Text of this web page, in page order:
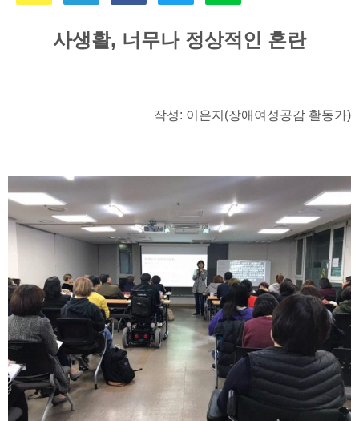
사생활, 너무나 정상적인 혼란
작성: 이은지(장애여성공감 활동가)